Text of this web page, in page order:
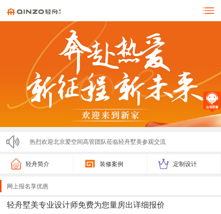
热烈欢迎北京爱空间高管团队莅临轻舟墅美参观交流
零投诉！！！济宁轻舟墅美装饰亮相市监局315展会，...
轻舟墅美装饰2025夏季招聘计划
轻舟简介 装修案例 定制设计
网上报名享优惠
轻舟墅美专业设计师免费为您量房出详细报价